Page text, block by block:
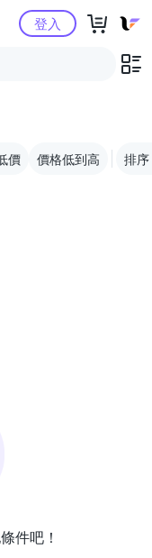
物中心登入
價 價格低到高 排序
件吧！